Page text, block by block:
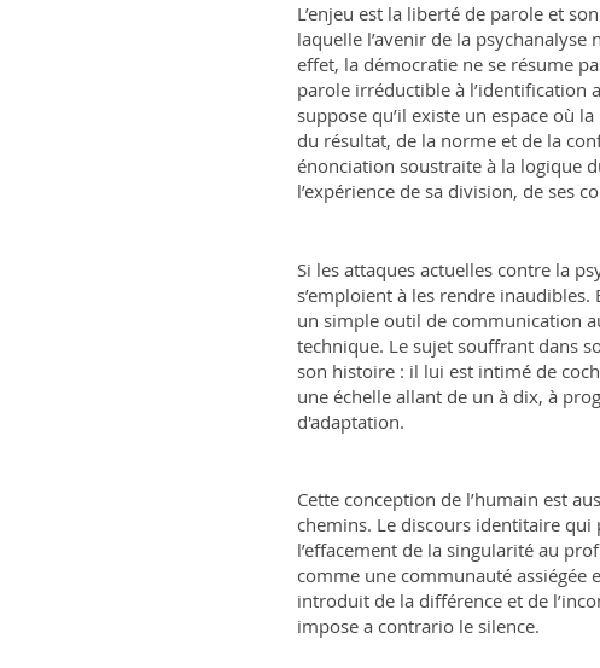
L’enjeu est la liberté de parole et
laquelle l’avenir de la psychanalyse
effet, la démocratie ne se résume
parole irréductible à l’identification
suppose qu’il existe un espace où
du résultat, de la norme et de la
énonciation soustraite à la logique
l’expérience de sa division, de ses
Si les attaques actuelles contre la
s’emploient à les rendre
un simple outil de communication
technique. Le sujet souffrant dans
son histoire : il lui est intimé de
une échelle allant de un à dix, à
d'adaptation.
Cette conception de l’humain est
chemins. Le discours identitaire qui
l’effacement de la singularité au
comme une communauté assiégée
introduit de la différence et de
impose a contrariole silence.